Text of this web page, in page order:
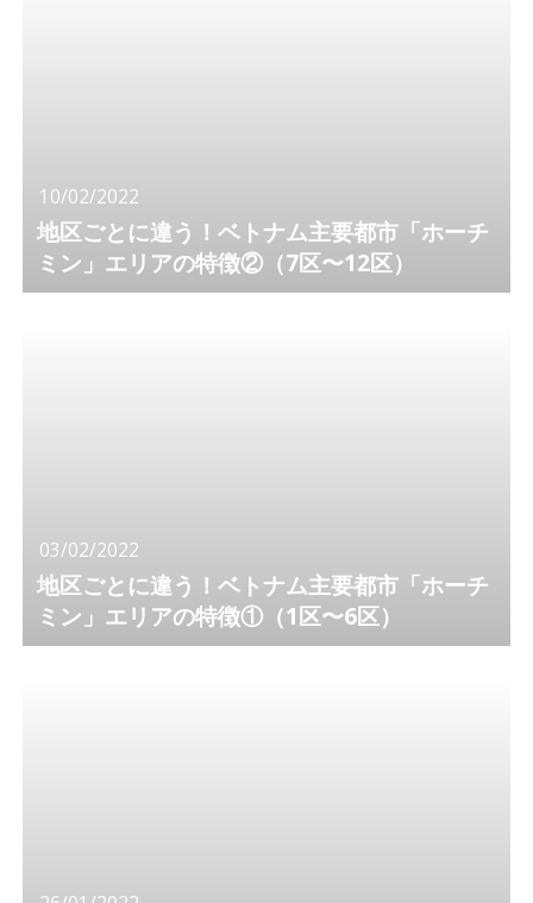
10/02/2022
地区ごとに違う！ベトナム主要都市「ホーチ
ミン」エリアの特徴②（7区〜12区）
03/02/2022
地区ごとに違う！ベトナム主要都市「ホーチ
ミン」エリアの特徴①（1区〜6区）